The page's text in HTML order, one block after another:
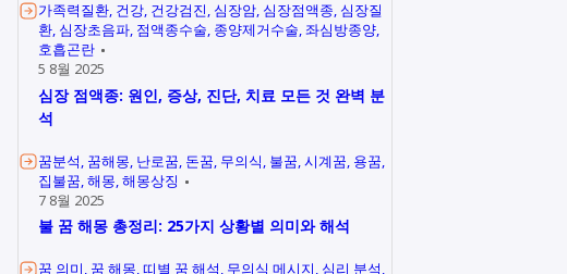
가족력질환 건강 건강검진 심장암 심장점액종 심장질
환 심장초음파 점액종수술 종양제거수술 좌심방종양
호흡곤란
5 8월 2025
심장 점액종: 원인, 증상, 진단, 치료 모든 것 완벽 분
석
꿈분석 꿈해몽 난로꿈 돈꿈 무의식 불꿈 시계꿈 용꿈
집불꿈 해몽 해몽상징
7 8월 2025
불 꿈 해몽 총정리: 25가지 상황별 의미와 해석
꿈 의미 꿈 해몽 띠별 꿈 해석 무의식 메시지 심리 분석